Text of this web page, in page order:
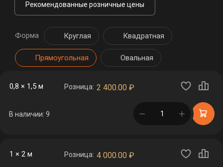
Рекомендованные розничные цены
Форма Круглая Квадратная
Прямоугольная Овальная
0,8 × 1,5 м Розница: 2 400.00 ₽
В наличии: 9 в корзине
1 × 2 м Розница: 4 000.00 ₽